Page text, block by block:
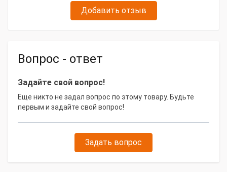
Добавить отзыв
Вопрос - ответ
Задайте свой вопрос!
Еще никто не задал вопрос по этому товару. Будьте
первым и задайте свой вопрос!
Задать вопрос